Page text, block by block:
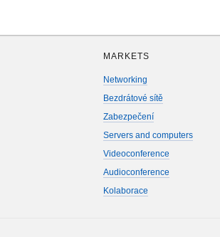
MARKETS
Networking
Bezdrátové sítě
Zabezpečení
Servers and computers
Videoconference
Audioconference
Kolaborace